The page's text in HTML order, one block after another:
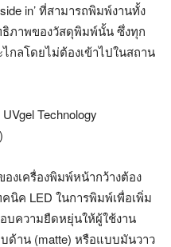
in’ ที่สามารถพิมพ์งานทั้ง
ภาพของวัสดุพิมพ์นั้น ซึ่งทุก
กลโดยไม่ต้องเข้าไปในสถาน
Technology
งเครื่องพิมพ์หน้ากว้างต้อง
นิค LED ในการพิมพ์เพื่อเพิ่ม
บความยืดหยุ่นให้ผู้ใช้งาน
ด้าน (matte) หรือแบบมันวาว